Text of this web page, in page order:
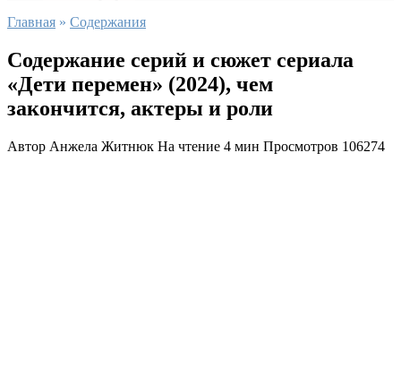
Главная » Содержания
Содержание серий и сюжет сериала
«Дети перемен» (2024), чем
закончится, актеры и роли
Автор Анжела Житнюк На чтение 4 мин Просмотров 106274